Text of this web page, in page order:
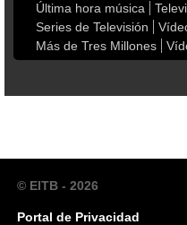
Última hora música
Series de Televisión
Más de Tres Millones
© EITB - 2026
Portal de Privacidad